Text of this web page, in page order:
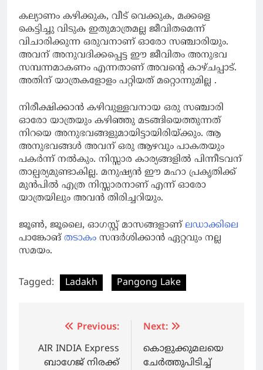
കല്യാണം കഴിക്കുക, വീട് വെക്കുക, മക്കളെ
കെട്ടിച്ചു വിടുക ഇതുമാത്രമല്ല ജീവിതമെന്ന്
വിചാരിക്കുന്ന ഒരുവനാണ് ഓരോ സഞ്ചാരിയും.
അവന് അനുവദിക്കപ്പെട്ട ഈ ജീവിതം അനുഭവ
സമ്പന്നമാകണം എന്നതാണ് അവന്റെ കാഴ്ചപ്പാട്.
അതിന് യാത്രകളോളം പറ്റിയത് മറ്റൊന്നുമില്ല .
നിരീക്ഷിക്കാൻ കഴിവുള്ളവനായ ഒരു സഞ്ചാരി
ഓരോ യാത്രയും കഴിഞ്ഞു മടങ്ങിയെത്തുന്നത്
നിറയെ അനുഭവങ്ങളുമായിട്ടായിരിയ്ക്കും. ആ
അനുഭവങ്ങൾ അവന് ഒരു ആഴവും പാകതയും
പകർന്ന് നൽകും. നിസ്സാര കാര്യങ്ങളിൽ പിന്നീടവന്
താല്പര്യമുണ്ടാകില്ല. മനുഷ്യൻ ഈ മഹാ പ്രകൃതിക്ക്
മുൻപിൽ എത്ര നിസ്സാരനാണ് എന്ന് ഓരോ
യാത്രയിലും അവൻ തിരിച്ചറിയും.
ജൂൺ, ജൂലൈ, ഓഗസ്റ്റ് മാസങ്ങളാണ് ലഡാക്കിലെ
പാങ്കോങ് തടാകം സന്ദർശിക്കാൻ ഏറ്റവും നല്ല
സമയം.
Tagged: Ladakh Pangong Lake
navigation
Previous:
AIR INDIA Express
ബാഗേജ് നിരക്ക്
Next:
കൊളുക്കുമലയെ
ചേർത്തുപിടിച്ച്